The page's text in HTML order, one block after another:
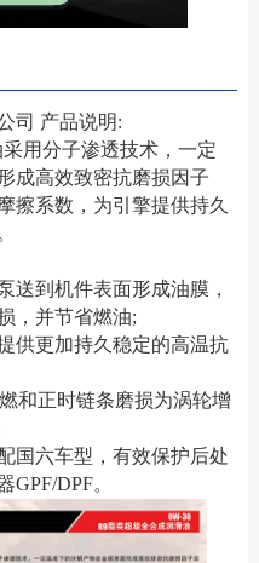
司 产品说明:
用分子渗透技术，一定
成高效致密抗磨损因子
擦系数，为引擎提供持久
送到机件表面形成油膜，
，并节省燃油;
供更加持久稳定的高温抗
和正时链条磨损为涡轮增
国六车型，有效保护后处
DPF。